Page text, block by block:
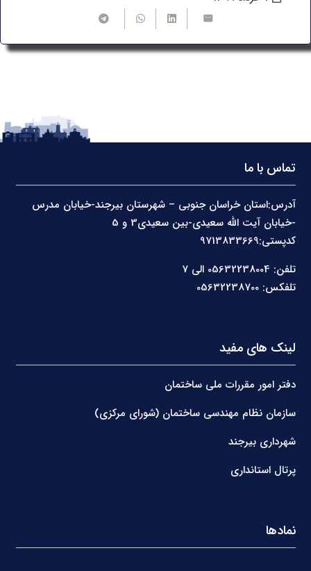
تماس با ما
آدرس:استان خراسان جنوبی – شهرستان بیرجند-خیابان مدرس
کدپستی:9713833669
تلفن: 05632238004 الی 7
تلفکس: 05632238700
لینک های مفید
دفتر امور مقررات ملی ساختمان
سازمان نظام مهندسی ساختمان (شورای مرکزی)
شهرداری بیرجند
پرتال استانداری
نمادها